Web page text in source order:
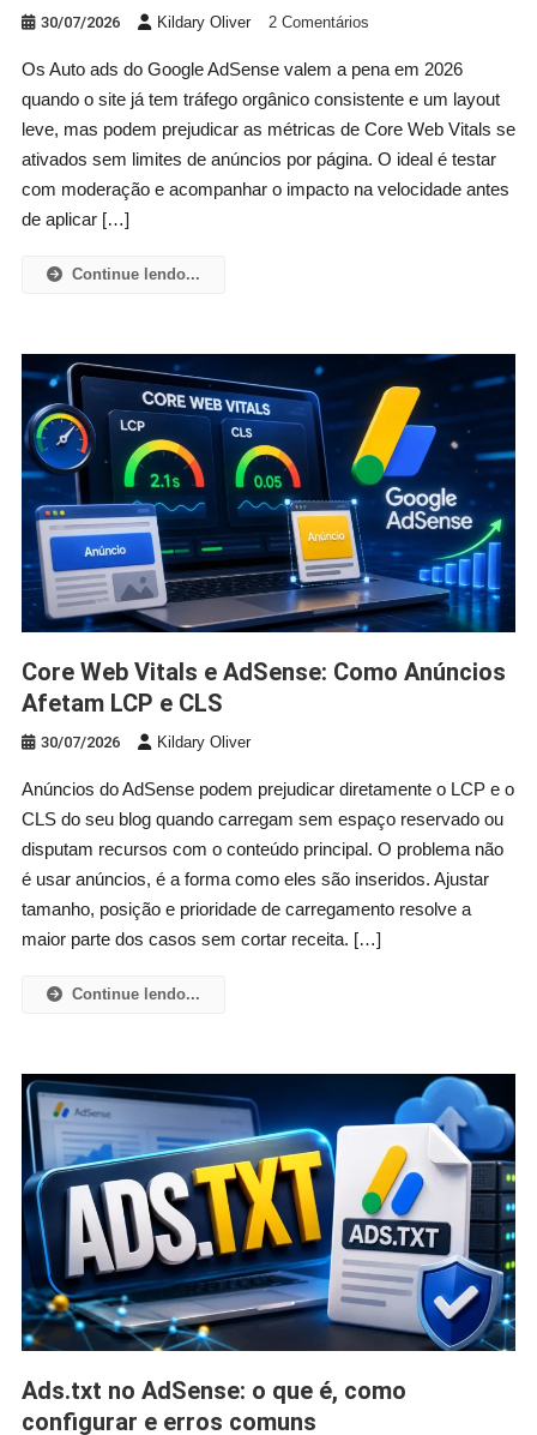
30/07/2026 Kildary Oliver 2 ComentáriosEm
Automáticos
(Auto
Ads)
No
AdSense:
Os Auto ads do Google AdSense valem a pena em 2026
quando o site já tem tráfego orgânico consistente e um layout
leve, mas podem prejudicar as métricas de Core Web Vitals se
ativados sem limites de anúncios por página. O ideal é testar
com moderação e acompanhar o impacto na velocidade antes
de aplicar […]
Continue lendo...
Core Web Vitals e AdSense: Como Anúncios
Afetam LCP e CLS
30/07/2026 Kildary Oliver
Anúncios do AdSense podem prejudicar diretamente o LCP e o
CLS do seu blog quando carregam sem espaço reservado ou
disputam recursos com o conteúdo principal. O problema não
é usar anúncios, é a forma como eles são inseridos. Ajustar
tamanho, posição e prioridade de carregamento resolve a
maior parte dos casos sem cortar receita. […]
Continue lendo...
Ads.txt no AdSense: o que é, como
configurar e erros comuns